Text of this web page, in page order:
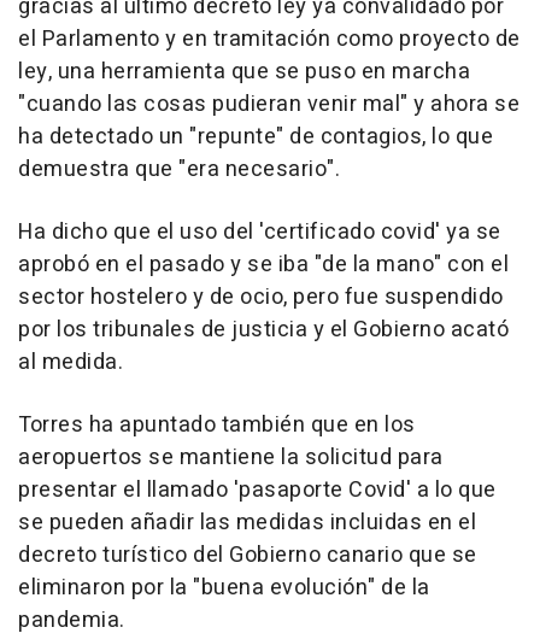
gracias al último decreto ley ya convalidado por
el Parlamento y en tramitación como proyecto de
ley, una herramienta que se puso en marcha
"cuando las cosas pudieran venir mal" y ahora se
ha detectado un "repunte" de contagios, lo que
demuestra que "era necesario".
Ha dicho que el uso del 'certificado covid' ya se
aprobó en el pasado y se iba "de la mano" con el
sector hostelero y de ocio, pero fue suspendido
por los tribunales de justicia y el Gobierno acató
al medida.
Torres ha apuntado también que en los
aeropuertos se mantiene la solicitud para
presentar el llamado 'pasaporte Covid' a lo que
se pueden añadir las medidas incluidas en el
decreto turístico del Gobierno canario que se
eliminaron por la "buena evolución" de la
pandemia.